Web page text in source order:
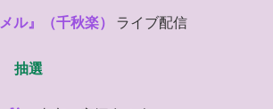
ル』（千秋楽） ライブ配信
抽選